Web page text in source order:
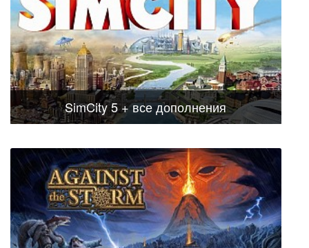
SimCity 5 + все дополнения